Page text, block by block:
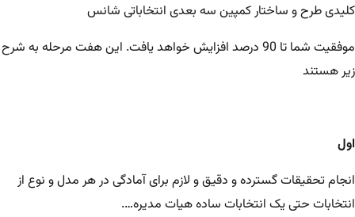
کلیدی طرح و ساختار کمپین سه بعدی انتخاباتی شانس
موفقیت شما تا 90 درصد افزایش خواهد یافت. این هفت مرحله به شرح
زیر هستند
اول
انجام تحقیقات گسترده و دقیق و لازم برای آمادگی در هر مدل و نوع از
انتخابات حتی یک انتخابات ساده هیات مدیره….